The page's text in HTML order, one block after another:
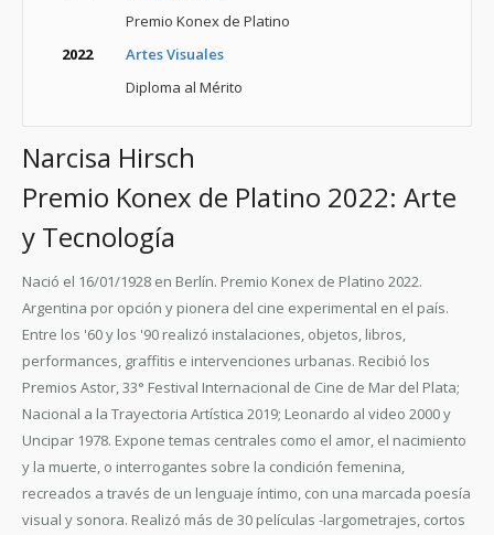
Premio Konex de Platino
2022
Artes Visuales
Diploma al Mérito
Narcisa Hirsch
Premio Konex de Platino 2022: Arte
y Tecnología
Nació el 16/01/1928 en Berlín. Premio Konex de Platino 2022.
Argentina por opción y pionera del cine experimental en el país.
Entre los '60 y los '90 realizó instalaciones, objetos, libros,
performances, graffitis e intervenciones urbanas. Recibió los
Premios Astor, 33° Festival Internacional de Cine de Mar del Plata;
Nacional a la Trayectoria Artística 2019; Leonardo al video 2000 y
Uncipar 1978. Expone temas centrales como el amor, el nacimiento
y la muerte, o interrogantes sobre la condición femenina,
recreados a través de un lenguaje íntimo, con una marcada poesía
visual y sonora. Realizó más de 30 películas -largometrajes, cortos